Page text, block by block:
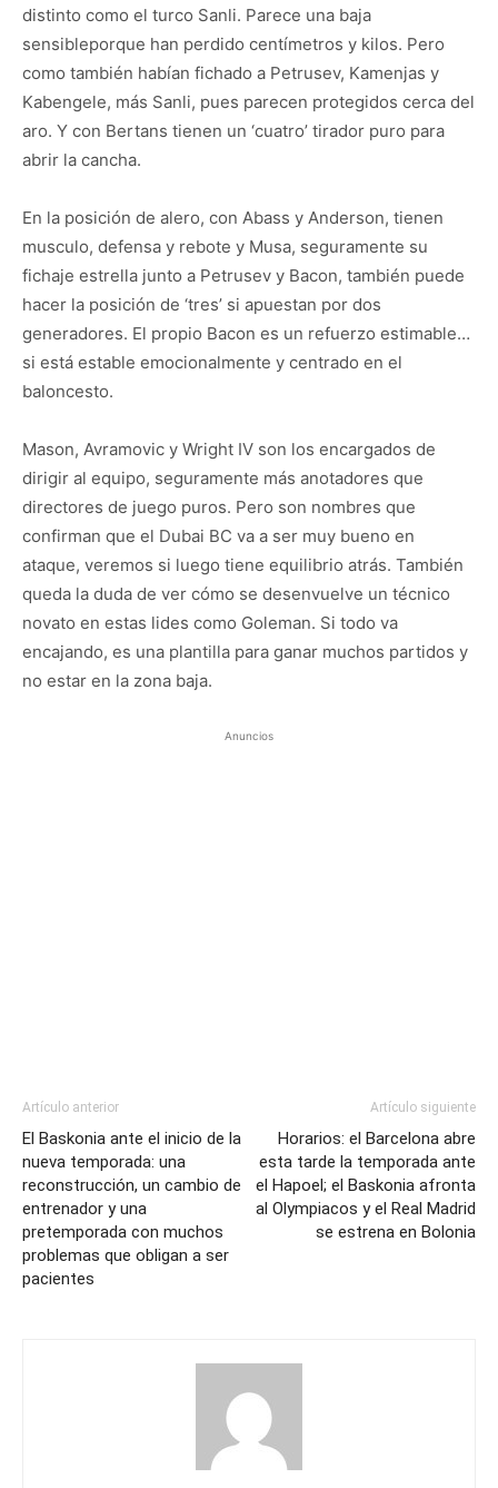
distinto como el turco Sanli. Parece una baja
sensibleporque han perdido centímetros y kilos. Pero
como también habían fichado a Petrusev, Kamenjas y
Kabengele, más Sanli, pues parecen protegidos cerca del
aro. Y con Bertans tienen un ‘cuatro’ tirador puro para
abrir la cancha.
En la posición de alero, con Abass y Anderson, tienen
musculo, defensa y rebote y Musa, seguramente su
fichaje estrella junto a Petrusev y Bacon, también puede
hacer la posición de ‘tres’ si apuestan por dos
generadores. El propio Bacon es un refuerzo estimable…
si está estable emocionalmente y centrado en el
baloncesto.
Mason, Avramovic y Wright IV son los encargados de
dirigir al equipo, seguramente más anotadores que
directores de juego puros. Pero son nombres que
confirman que el Dubai BC va a ser muy bueno en
ataque, veremos si luego tiene equilibrio atrás. También
queda la duda de ver cómo se desenvuelve un técnico
novato en estas lides como Goleman. Si todo va
encajando, es una plantilla para ganar muchos partidos y
no estar en la zona baja.
Anuncios
Artículo anterior
El Baskonia ante el inicio de la
nueva temporada: una
reconstrucción, un cambio de
entrenador y una
pretemporada con muchos
problemas que obligan a ser
pacientes
Artículo siguiente
Horarios: el Barcelona abre
esta tarde la temporada ante
el Hapoel; el Baskonia afronta
al Olympiacos y el Real Madrid
se estrena en Bolonia